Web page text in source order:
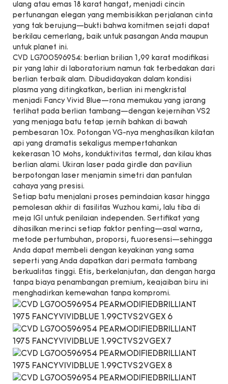
ulang atau emas 18 karat hangat, menjadi cincin
pertunangan elegan yang membisikkan perjalanan cinta
yang tak berujung—bukti bahwa komitmen sejati dapat
berkilau cemerlang, baik untuk pasangan Anda maupun
untuk planet ini.
CVD LG700596954: berlian brilian 1,99 karat modifikasi
pir yang lahir di laboratorium namun tak terbedakan dari
berlian terbaik alam. Dibudidayakan dalam kondisi
plasma yang ditingkatkan, berlian ini mengkristal
menjadi Fancy Vivid Blue—rona memukau yang jarang
terlihat pada berlian tambang—dengan kejernihan VS2
yang menjaga batu tetap jernih bahkan di bawah
pembesaran 10x. Potongan VG-nya menghasilkan kilatan
api yang dramatis sekaligus mempertahankan
kekerasan 10 Mohs, konduktivitas termal, dan kilau khas
berlian alami. Ukiran laser pada girdle dan paviliun
berpotongan laser menjamin simetri dan pantulan
cahaya yang presisi.
Setiap batu menjalani proses pemindaian kasar hingga
pemolesan akhir di fasilitas Wuzhou kami, lalu tiba di
meja IGI untuk penilaian independen. Sertifikat yang
dihasilkan merinci setiap faktor penting—asal warna,
metode pertumbuhan, proporsi, fluoresensi—sehingga
Anda dapat membeli dengan keyakinan yang sama
seperti yang Anda dapatkan dari permata tambang
berkualitas tinggi. Etis, berkelanjutan, dan dengan harga
tanpa biaya penambangan premium, keajaiban biru ini
menghadirkan kemewahan tanpa kompromi.